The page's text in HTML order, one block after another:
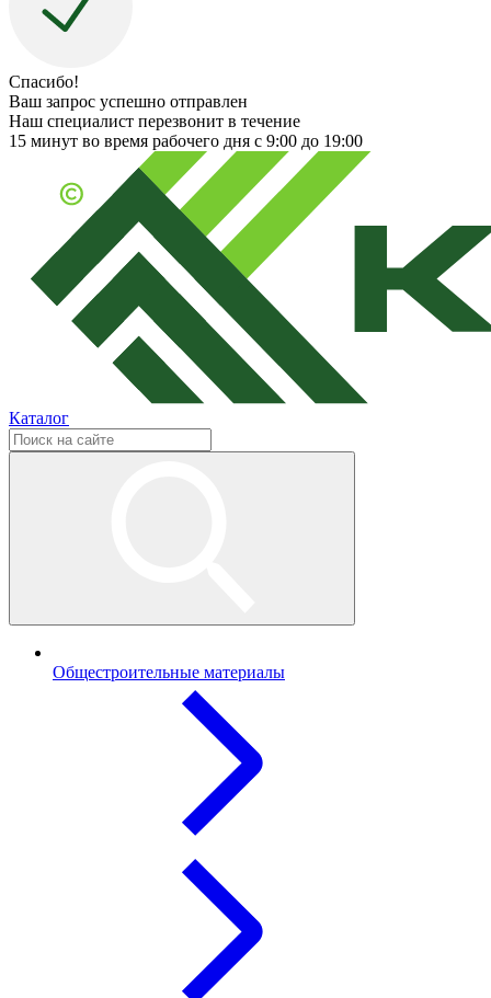
Спасибо!
Ваш запрос успешно отправлен
Наш специалист перезвонит в течение
15 минут во время рабочего дня с 9:00 до 19:00
Каталог
Общестроительные материалы